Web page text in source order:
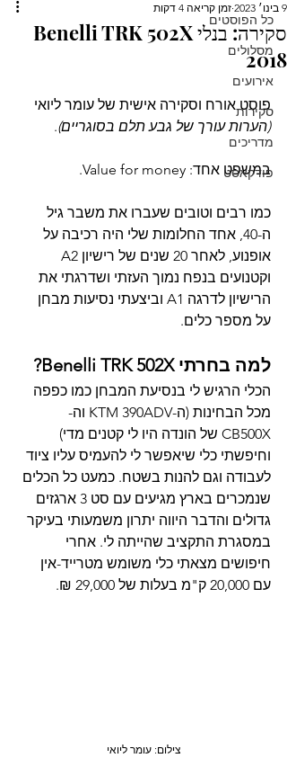
כל הפוסטים
מסלולים
אירועים
סקירות
מדריכים
פודקאסט
סקירה: בנלי Benelli TRK 502X
2018
9 בינו׳ 2023 זמן קריאה 4 דקות
פוסט אורח וסקירה אישית של עומר ליואי
(הערות עורך של גבע תלם בסוגריים).
במשפט אחד: Value for money.
כמו רבים וטובים שעברו את משבר גיל
ה-40, אחד החלומות שלי היה רכיבה על
וקטנועים בנפח נמוך העזתי ושדרגתי את
הרישיון לדרגה A1 וביצעתי נסיעות מבחן
על מספר כלים.
למה בחרתי Benelli TRK 502X?
הכלי הרגיש לי בנסיעת המבחן כמו כפפה
מכל הבחינות (ה-KTM 390ADV וה-
CB500X של הונדה היו לי קטנים מדי)
וחיפשתי כלי שיאפשר לי להעמיס עליו ציוד
לעבודה וגם להנות בשטח. כמעט כל הכלים
שנמכרים בארץ מגיעים עם סט 3 ארגזים
גדולים והדבר היווה יתרון משמעותי בעיקר
במסגרת התקציב שהייתה לי. אחרי
חיפושים מצאתי כלי משומש מטרייד-אין
עם 20,000 ק"מ בעלות של 29,000 ₪.
צילום: עומר ליואי